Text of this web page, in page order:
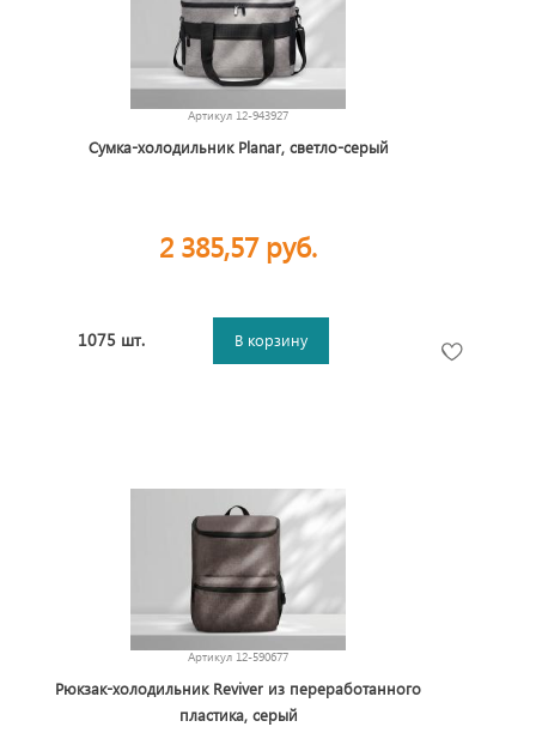
Артикул 12-943927
Сумка-холодильник Planar, светло-серый
2 385,57 руб.
1075 шт. В корзину
Артикул 12-590677
Рюкзак-холодильник Reviver из переработанного
пластика, серый